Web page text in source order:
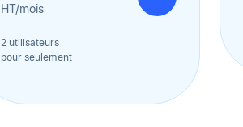
HT/mois
2 utilisateurs
pour seulement